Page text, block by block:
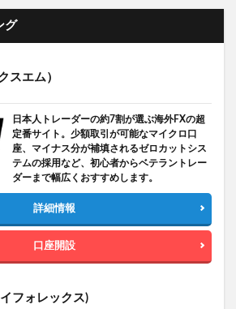
グ
スエム）
日本人トレーダーの約7割が選ぶ海外FXの超
定番サイト。少額取引が可能なマイクロ口
座、マイナス分が補填されるゼロカットシス
テムの採用など、初心者からベテラントレー
ダーまで幅広くおすすめします。
詳細情報
口座開設
フォレックス)